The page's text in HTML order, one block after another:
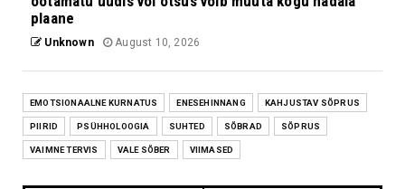
plaane
Unknown August 10, 2026
EMOTSIONAALNE KURNATUS ENESEHINNANG KAHJUSTAV SÕPRUS
PIIRID PSÜHHOLOOGIA SUHTED SÕBRAD SÕPRUS
VAIMNE TERVIS VALE SÕBER VIIMASED